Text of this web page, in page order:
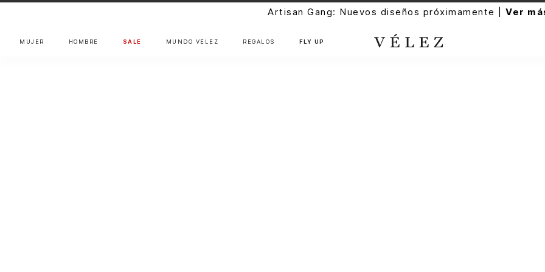
Artisan Gang: Nuevos diseños próximamente |Ver
MUJER HOMBRE SALE MUNDO VÉLEZ REGALOS FLY UP